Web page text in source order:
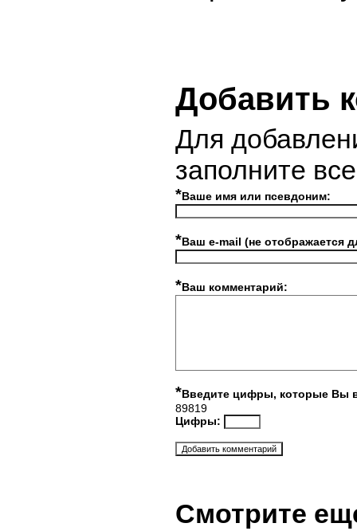
Добавить
Для
заполните
*Ваше имя или псевдоним:
*Ваш e-mail (не отображается
*Ваш комментарий:
*Введите цифры, которые Вы
89819
Цифры:
Смотрите